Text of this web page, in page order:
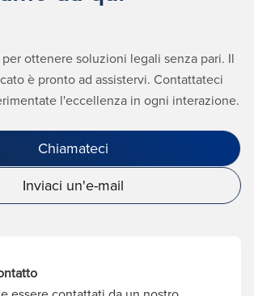
ottenere soluzioni legali senza pari. Il
è pronto ad assistervi. Contattateci
l'eccellenza in ogni interazione.
Chiamateci
Inviaci un'e-mail